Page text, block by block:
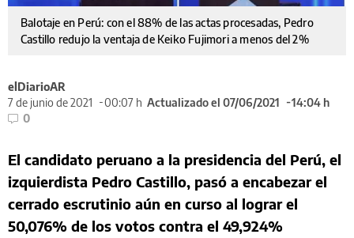
Balotaje en Perú: con el 88% de las actas procesadas, Pedro
Castillo redujo la ventaja de Keiko Fujimori a menos del 2%
elDiarioAR
7 de junio de 2021
00:07 h Actualizado el 07/06/2021
14:04 h
0
El candidato peruano a la presidencia del Perú, el
izquierdista Pedro Castillo, pasó a encabezar el
cerrado escrutinio aún en curso al lograr el
50,076% de los votos contra el 49,924%